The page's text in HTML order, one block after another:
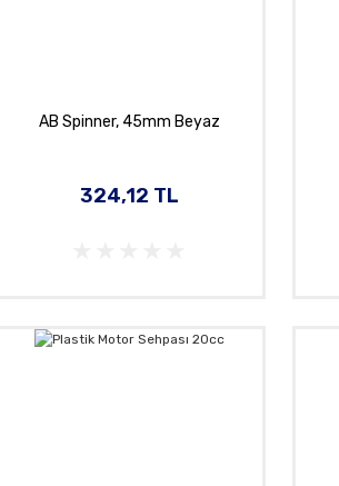
AB Spinner, 45mm Beyaz
324,12 TL